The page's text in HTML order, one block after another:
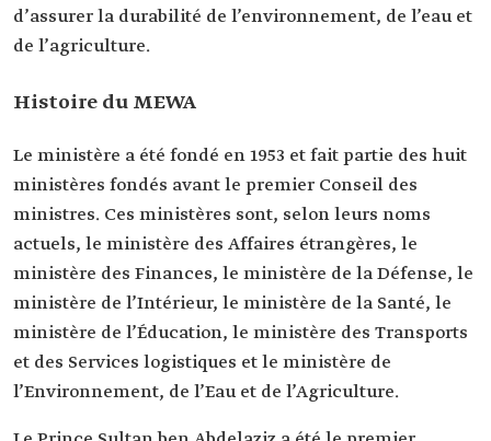
d’assurer la durabilité de l’environnement, de l’eau et
de l’agriculture.
Histoire du MEWA
Le ministère a été fondé en 1953 et fait partie des huit
ministères fondés avant le premier Conseil des
ministres. Ces ministères sont, selon leurs noms
actuels, le ministère des Affaires étrangères, le
ministère des Finances, le ministère de la Défense, le
ministère de l’Intérieur, le ministère de la Santé, le
ministère de l’Éducation, le ministère des Transports
et des Services logistiques et le ministère de
l’Environnement, de l’Eau et de l’Agriculture.